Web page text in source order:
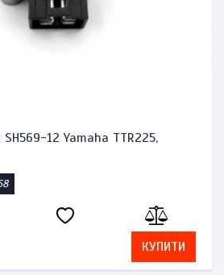
SH569-12 Yamaha TTR225,
КУПИТИ